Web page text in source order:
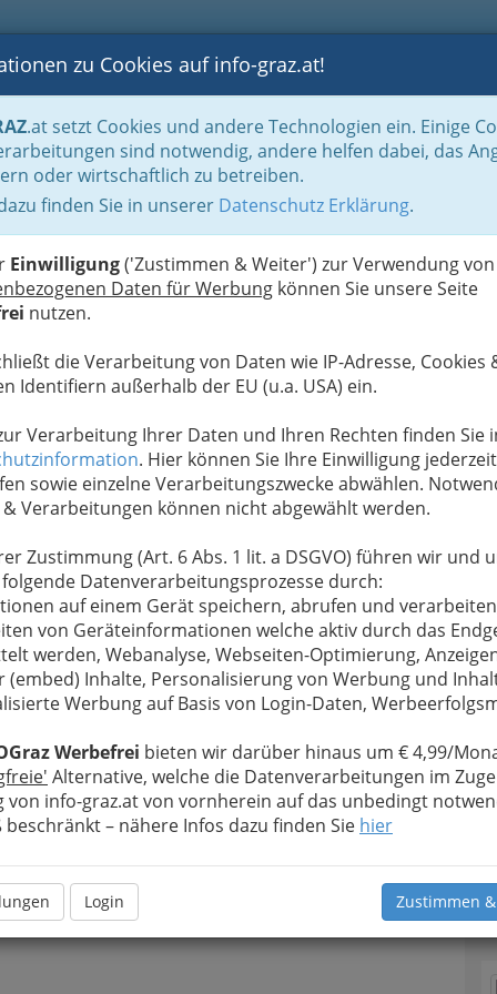
BLOGS FOTOS GASTRONOMIE BRANCHEN
zu Cookies auf info-graz.at!
.at setzt Cookies und andere Technologien ein. Einige
sind notwendig, andere helfen dabei, das
oder wirtschaftlich zu betreiben.
finden Sie in unserer Datenschutz Erklärung.
Einwilligung('Zustimmen & Weiter') zur Verwendung von
Daten für Werbung können Sie unsere Seite
nutzen.
die Verarbeitung von Daten wie IP-Adresse, Cookies
Identifiern außerhalb der EU (u.a. USA) ein.
Verarbeitung Ihrer Daten und Ihren Rechten finden Sie
. Hier können Sie Ihre Einwilligung jederzeit
sowie einzelne Verarbeitungszwecke abwählen.
& Verarbeitungen können nicht abgewählt werden.
Zustimmung (Art. 6 Abs. 1 lit. a DSGVO) führen wir und
Datenverarbeitungsprozesse durch:
auf einem Gerät speichern, abrufen und
von Geräteinformationen welche aktiv durch das
werden, Webanalyse, Webseiten-Optimierung,
(embed) Inhalte, Personalisierung von Werbung und
Werbung auf Basis von Login-Daten,
Werbefrei bieten wir darüber hinaus um € 4,99/
Alternative, welche die Datenverarbeitungen im
von info-graz.at von vornherein auf das unbedingt
beschränkt – nähere Infos dazu finden Sie hier
Login Zustimmen
Handel in Graz Spezielles Einkaufen und Schenken Versicherungsagenten
bewahren
, verwenden wir an dieser Stelle zur
Ihre Nachricht wird nach dem Absenden
Meine Nachricht
Meine Nachricht senden